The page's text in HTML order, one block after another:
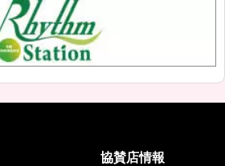
協賛店情報